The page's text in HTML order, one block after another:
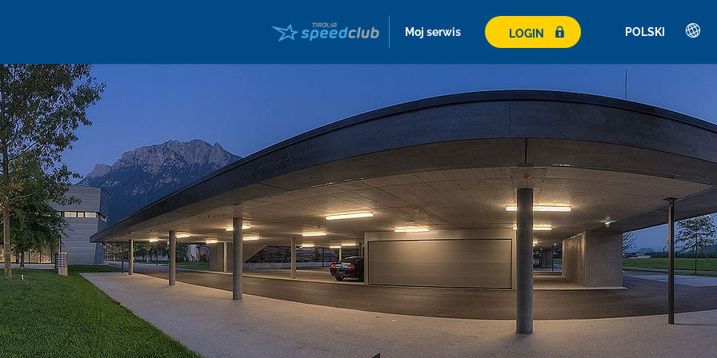
POLSKI
English
Español
Polski
Česky
Magyar
Hrvatski
Română
LOGIN
Moj serwis